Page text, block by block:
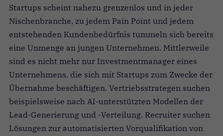
Startups scheint nahezu grenzenlos und in jeder
Nischenbranche, zu jedem Pain Point und jedem
entstehenden Kundenbedürfnis tummeln sich bereits
eine Unmenge an jungen Unternehmen. Mittlerweile
sind es nicht mehr nur Investmentmanager eines
Unternehmens, die sich mit Startups zum Zwecke der
Übernahme beschäftigen. Vertriebsstrategen suchen
beispielsweise nach AI-unterstützten Modellen der
Lead-Generierung und -Verteilung. Recruiter suchen
Lösungen zur automatisierten Vorqualifikation von